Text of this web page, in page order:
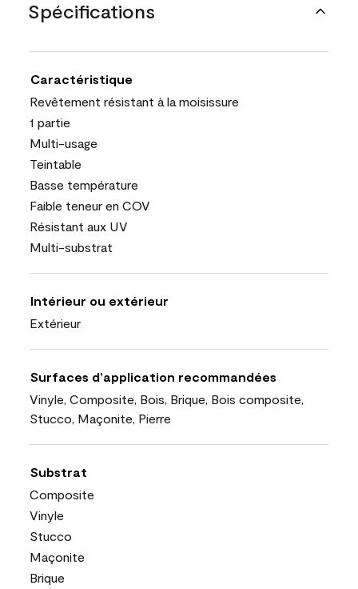
Spécifications
Caractéristique
Revêtement résistant à la moisissure
1 partie
Multi-usage
Teintable
Basse température
Faible teneur en COV
Résistant aux UV
Multi-substrat
Intérieur ou extérieur
Extérieur
Surfaces d’application recommandées
Vinyle, Composite, Bois, Brique, Bois composite,
Stucco, Maçonite, Pierre
Substrat
Composite
Vinyle
Stucco
Maçonite
Brique